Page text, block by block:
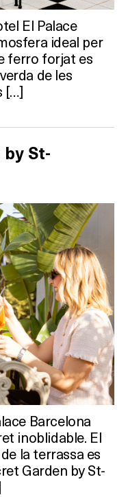
El Palace
ideal per
ferro forjat es
de les
[…]
by St-
Barcelona
inoblidable. El
la terrassa es
Garden by St-